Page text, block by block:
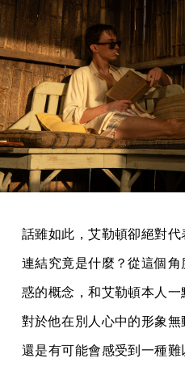
話雖如此，艾勒頓卻絕對
連結究竟是什麼？從這個
惑的概念，和艾勒頓本人
對於他在別人心中的形象
還是有可能會感受到一種